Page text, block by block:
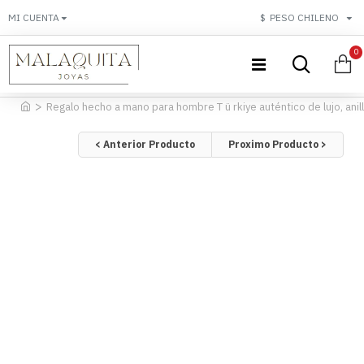
MI CUENTA $ PESO CHILENO
0
Regalo hecho a mano para hombre T ü rkiye auténtico de lujo,
< Anterior Producto Proximo Producto >